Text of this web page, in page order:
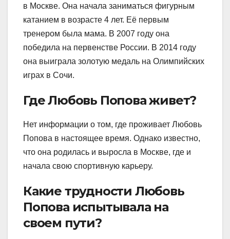
в Москве. Она начала заниматься фигурным
катанием в возрасте 4 лет. Её первым
тренером была мама. В 2007 году она
победила на первенстве России. В 2014 году
она выиграла золотую медаль на Олимпийских
играх в Сочи.
Где Любовь Попова живет?
Нет информации о том, где проживает Любовь
Попова в настоящее время. Однако известно,
что она родилась и выросла в Москве, где и
начала свою спортивную карьеру.
Какие трудности Любовь
Попова испытывала на
своем пути?